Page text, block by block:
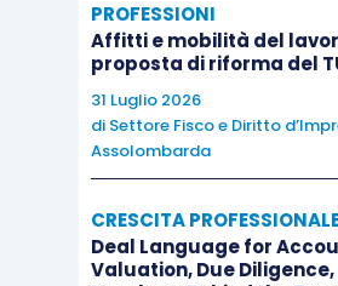
PROFESSIONI
Affitti e mobilità del
proposta di riforma del
31 Luglio 2026
di Settore Fisco e Diritto
Assolombarda
CRESCITA
Deal Language for
Valuation, Due